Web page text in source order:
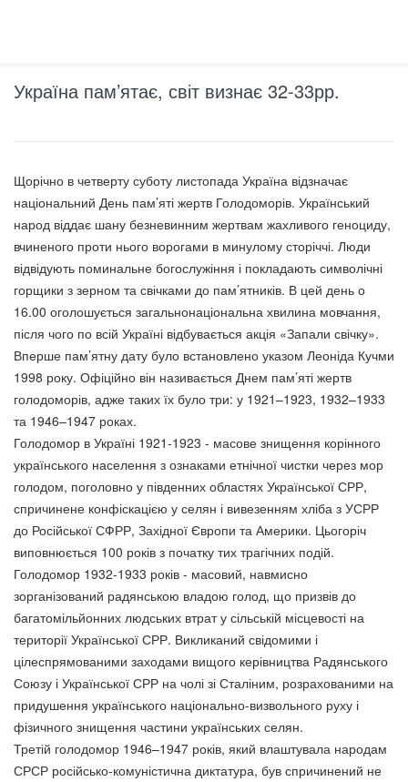
Україна пам’ятає, світ визнає 32-33рр.
Щорічно в четверту суботу листопада Україна відзначає
національний День пам’яті жертв Голодоморів. Український
народ віддає шану безневинним жертвам жахливого геноциду,
вчиненого проти нього ворогами в минулому сторіччі. Люди
відвідують поминальне богослужіння і покладають символічні
горщики з зерном та свічками до пам’ятників. В цей день о
16.00 оголошується загальнонаціональна хвилина мовчання,
після чого по всій Україні відбувається акція «Запали свічку».
Вперше пам’ятну дату було встановлено указом Леоніда Кучми
1998 року. Офіційно він називається Днем пам’яті жертв
голодоморів, адже таких їх було три: у 1921–1923, 1932–1933
та 1946–1947 роках.
Голодомор в Україні 1921-1923 - масове знищення корінного
українського населення з ознаками етнічної чистки через мор
голодом, поголовно у південних областях Української СРР,
спричинене конфіскацією у селян і вивезенням хліба з УСРР
до Російської СФРР, Західної Європи та Америки. Цьогоріч
виповнюється 100 років з початку тих трагічних подій.
Голодомор 1932-1933 років - масовий, навмисно
зорганізований радянською владою голод, що призвів до
багатомільйонних людських втрат у сільській місцевості на
території Української СРР. Викликаний свідомими і
цілеспрямованими заходами вищого керівництва Радянського
Союзу і Української СРР на чолі зі Сталіним, розрахованими на
придушення українського національно-визвольного руху і
фізичного знищення частини українських селян.
Третій голодомор 1946–1947 років, який влаштувала народам
СРСР російсько-комуністична диктатура, був спричинений не